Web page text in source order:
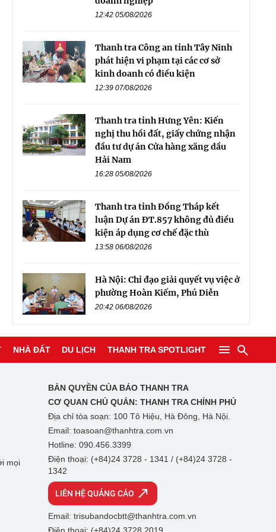
12:42 05/08/2026
Thanh tra Công an tỉnh Tây Ninh
phát hiện vi phạm tại các cơ sở
kinh doanh có điều kiện
12:39 07/08/2026
Thanh tra tỉnh Hưng Yên: Kiến
nghị thu hồi đất, giấy chứng nhận
đầu tư dự án Cửa hàng xăng dầu
Hải Nam
16:28 05/08/2026
Thanh tra tỉnh Đồng Tháp kết
luận Dự án ĐT.857 không đủ điều
kiện áp dụng cơ chế đặc thù
13:58 06/08/2026
Hà Nội: Chỉ đạo giải quyết vụ việc ở
phường Hoàn Kiếm, Phú Diễn
20:42 06/08/2026
NHÀ ĐẤT DU LỊCH THANH TRA SPOTLIGHT
mọi
BẢN QUYỀN CỦA BÁO THANH TRA
CƠ QUAN CHỦ QUẢN: THANH TRA CHÍNH PHỦ
Địa chỉ tòa soạn: 100 Tô Hiệu, Hà Đông, Hà Nội.
Email: toasoan@thanhtra.com.vn
Hotline: 090.456.3399
Điện thoại: (+84)24 3728 - 1341 / (+84)24 3728 -
1342
LIÊN HỆ QUẢNG CÁO
Email: trisubandocbtt@thanhtra.com.vn